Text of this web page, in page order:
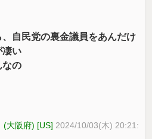
自民党の裏金議員をあんだけ
凄い
なの
(大阪府) [US] 2024/10/03(木) 20:21: